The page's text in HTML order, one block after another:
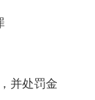
并处罚金